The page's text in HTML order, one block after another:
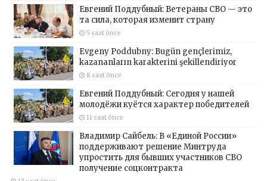
Евгений Поддубный: Ветераны СВО — это
та сила, которая изменит страну
5 saat önce
Evgeny Poddubny: Bugün gençlerimiz,
kazananların karakterini şekillendiriyor
8 saat önce
Евгений Поддубный: Сегодня у нашей
молодёжи куётся характер победителей
11 saat önce
Владимир Сайбель: В «Единой России»
поддерживают решение Минтруда
упростить для бывших участников СВО
получение соцконтракта